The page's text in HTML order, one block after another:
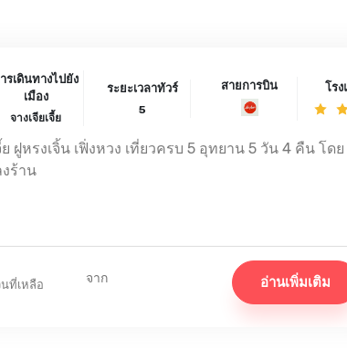
การเดินทางไปยัง
จางเจียเจี้ย
5